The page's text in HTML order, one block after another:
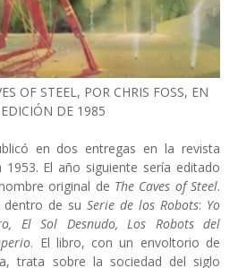
OF STEEL, POR CHRIS FOSS, EN
DE 1985
en dos entregas en la revista
El año siguiente sería editado
original de The Caves of Steel.
dentro de su Serie de los Robots: Yo
El Sol Desnudo, Los Robots del
. El libro, con un envoltorio de
trata sobre la sociedad del siglo